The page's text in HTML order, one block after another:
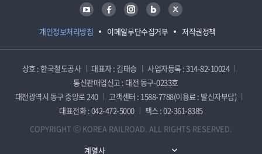
개인정보처리방침 이메일무단수집거부 저작권정책
유튜브 페이스북 인스타그램 블로그 트위터
상호 : 한국철도공사 대표자 : 김태승
사업자등록 : 314-82-10024
통신판매업신고 : 대전 동구-0233호
대전광역시 동구 중앙로 240
고객센터 : 1588-7788(이용료 : 발신자부담)
대표전화 : 042-472-5000
팩스 : 02-361-8385
COPYRIGHT ⓒ KOREA RAILROAD. ALL RIGHTS RESERVED.
계열사